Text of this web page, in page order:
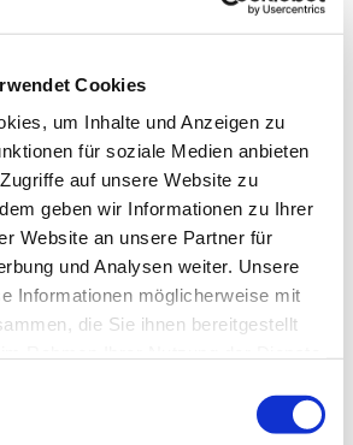
Cookies
um Inhalte und Anzeigen zu
für soziale Medien anbieten
auf unsere Website zu
geben wir Informationen zu Ihrer
Website an unsere Partner für
und Analysen weiter. Unsere
Informationen möglicherweise mit
die Sie ihnen bereitgestellt